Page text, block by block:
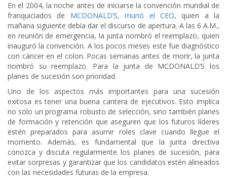
En el 2004, la noche antes de iniciarse la convención mundial de
franquiciados de MCDONALD’S, murió el CEO, quien a la
mañana siguiente debía dar el discurso de apertura. A las 6 A.M.,
en reunión de emergencia, la junta nombró el reemplazo, quien
inauguró la convención. A los pocos meses este fue diagnóstico
con cáncer en el colon. Pocas semanas antes de morir, la junta
nombró su reemplazo. Para la junta de MCDONALD’S los
planes de sucesión son prioridad.
Uno de los aspectos más importantes para una sucesión
exitosa es tener una buena cantera de ejecutivos. Esto implica
no solo un programa robusto de selección, sino también planes
de formación y retención que aseguren que los futuros líderes
estén preparados para asumir roles clave cuando llegue el
momento. Además, es fundamental que la junta directiva
conozca y discuta regularmente los planes de sucesión, para
evitar sorpresas y garantizar que los candidatos estén alineados
con las necesidades futuras de la empresa.